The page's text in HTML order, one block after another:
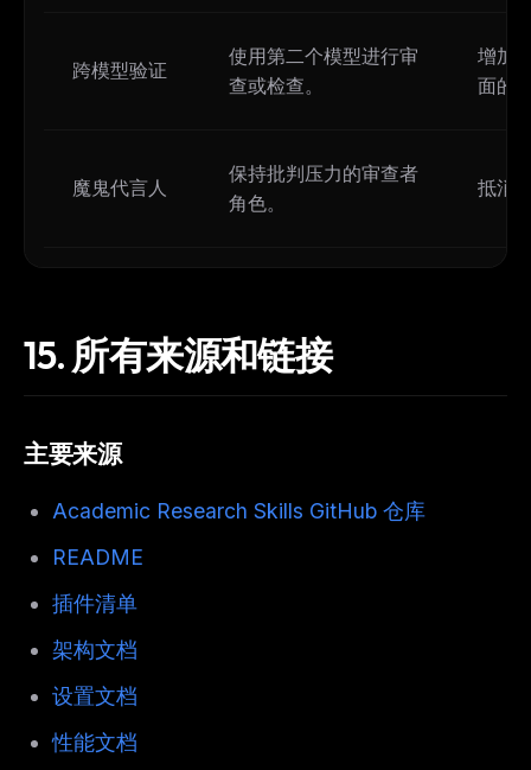
跨模型验证
使用第二个模型进行审
查或检查。
增加
面的
魔鬼代言人
保持批判压力的审查者
角色。
抵消
15. 所有来源和链接
主要来源
Academic Research Skills GitHub 仓库
README
插件清单
架构文档
设置文档
性能文档